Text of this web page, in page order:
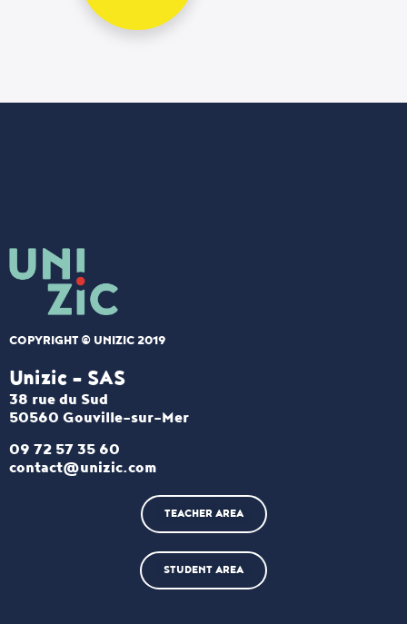
COPYRIGHT © UNIZIC 2019
Unizic - SAS​
38 rue du Sud
50560 Gouville-sur-Mer
09 72 57 35 60
contact@unizic.com
TEACHER AREA
STUDENT AREA